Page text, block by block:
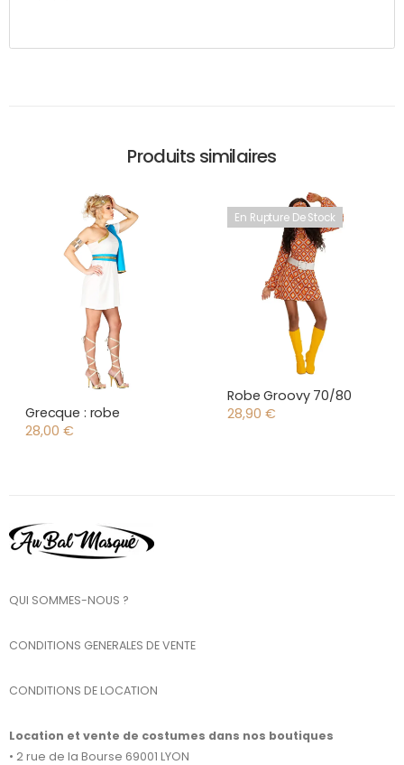
Produits similaires
Grecque : robe
28,00 €
En Rupture De Stock
Robe Groovy 70/80
28,90 €
QUI SOMMES-NOUS ?
CONDITIONS GENERALES DE VENTE
CONDITIONS DE LOCATION
Location et vente de costumes dans nos boutiques
• 2 rue de la Bourse 69001 LYON